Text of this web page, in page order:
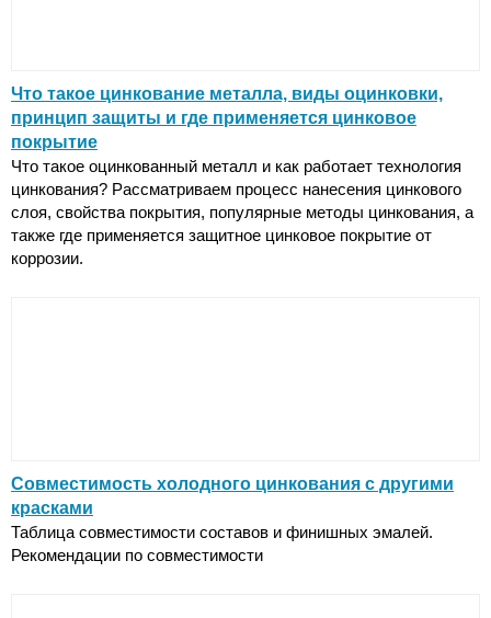
Что такое цинкование металла, виды оцинковки,
принцип защиты и где применяется цинковое
покрытие
Что такое оцинкованный металл и как работает технология
цинкования? Рассматриваем процесс нанесения цинкового
слоя, свойства покрытия, популярные методы цинкования, а
также где применяется защитное цинковое покрытие от
коррозии.
Совместимость холодного цинкования с другими
красками
Таблица совместимости составов и финишных эмалей.
Рекомендации по совместимости